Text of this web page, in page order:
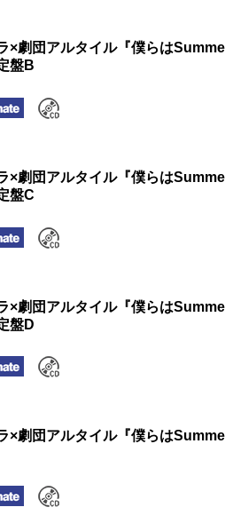
×劇団アルタイル『僕らは
盤B
×劇団アルタイル『僕らは
盤C
×劇団アルタイル『僕らは
盤D
×劇団アルタイル『僕らは